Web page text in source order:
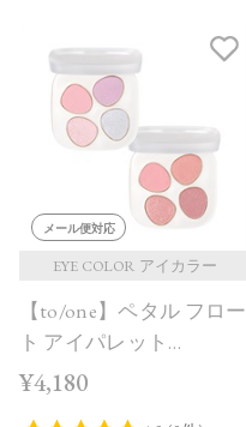
メール便対応
EYE COLOR アイカラー
【to/one】ペタル フロー
ト アイパレット
［09,10］＜2026 Summer
¥4,180